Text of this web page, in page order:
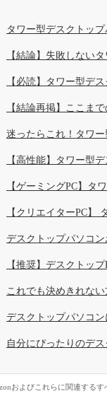
タワー型デスクトッ
【結論】失敗しない
【必読】タワー型デ
【結論再掲】ここま
迷ったらこれ！タワ
【高性能】タワー型
【ゲーミングPC】タ
【クリエイターPC】
デスクトップパソコ
【推奨】デスクトッ
これでも決めきれな
デスクトップパソコ
自分にぴったりのデ
およびこれらに関連するす